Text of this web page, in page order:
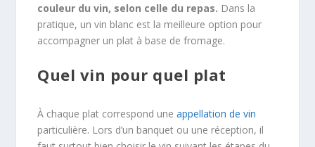
couleur du vin, selon celle du repas. Dans la
pratique, un vin blanc est la meilleure option pour
accompagner un plat à base de fromage.
Quel vin pour quel plat
À chaque plat correspond uneappellation de vin
particulière. Lors d’un banquet ou une réception, il